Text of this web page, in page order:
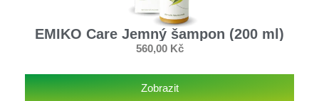
EMIKO Care Jemný šampon (200 ml)
560,00 Kč
Zobrazit